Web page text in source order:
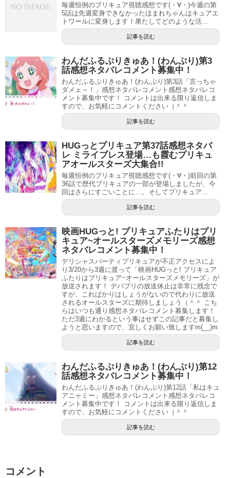
個人的にシンドイーネ姉さんは好きなキャラだったので生
き残ってほしかったですが、まさかこのクライマックスま
で強敵扱いになるとは思いませんでしたねー
キャラ的に早期退場しそうな感じだったので(^^;
関連記事
ヒーリングっどプリキュア(ヒープリ)第44話は
いよいよ最終決戦！？
流れ的に次回決着で最終回はエピローグな構成？
pic.twitter.com/lLxmEoxQTv
— 鳴神 (@seimei7777) February 7, 2021
来週の第44話はいよいよネオキングビョーゲンとの最終決
戦となりそうです！
近年の流れだとラスト2話なので、来週キングビョーゲン倒
いよいよヒープリもラストとなりそうです。
毎週恒例のプリキュア視聴感想です(・∀・)今週の第
5話は先週変身できなかったほまれちゃんはキュアエ
トワールに変身します！果たしてどのような活...
記事を読む
わんだふるぷりきゅあ！(わんぷり)第3
話感想ネタバレコメント募集中！
わんだふるぷりきゅあ！(わんぷり)第3話「言っちゃ
ダメェ～！」感想ネタバレコメント感想ネタバレコ
メント募集中です！ コメントは出来る限り返信しま
すので、お気軽にコメントください（＾＾
記事を読む
HUGっとプリキュア第37話感想ネタバ
レ ミライブレス登場…も霞むプリキュ
アオールスターズ大集合!!
毎週恒例のプリキュア視聴感想です(・∀・)前回の第
36話で歴代プリキュアの一部が登場しましたが、今
回はさらにすごいことに…。そしてプリキュア...
記事を読む
映画HUGっと! プリキュアふたりはプリ
キュア~オールスターズメモリーズ感想
ネタバレコメント募集中！
デリシャスパーティプリキュアが不正アクセスによ
り3/20から3週に渡って「映画HUGっと! プリキュア
ふたりはプリキュア~オールスターズメモリーズ」が
放送されます！ デパプリの放送休止は非常に残念で
すが、こればかりはしょうがないので代わりに放送
されるオールスターズに期待しましょう（＾＾ こち
らはいつも通り感想ネタバレコメント募集します！
ただ3週にわかるという事はせずこの記事だと募集し
ようと思いますので、宜しくお願い致しますm(__)m
記事を読む
わんだふるぷりきゅあ！(わんぷり)第12
話感想ネタバレコメント募集中！
わんだふるぷりきゅあ！(わんぷり)第12話「私はキュ
アニャミー」感想ネタバレコメント感想ネタバレコ
メント募集中です！ コメントは出来る限り返信しま
すので、お気軽にコメントください（＾＾
記事を読む
コメント